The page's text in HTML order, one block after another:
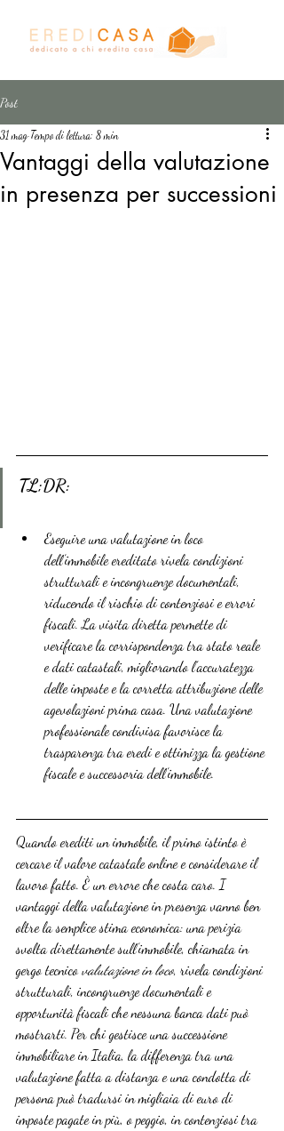
Post
Vantaggi della valutazione
in presenza per successioni
31 mag Tempo di lettura: 8 min
TL;DR:
Eseguire una valutazione in loco
dell’immobile ereditato rivela condizioni
strutturali e incongruenze documentali,
riducendo il rischio di contenziosi e errori
fiscali. La visita diretta permette di
verificare la corrispondenza tra stato reale
e dati catastali, migliorando l’accuratezza
delle imposte e la corretta attribuzione delle
agevolazioni prima casa. Una valutazione
professionale condivisa favorisce la
trasparenza tra eredi e ottimizza la gestione
fiscale e successoria dell’immobile.
Quando erediti un immobile, il primo istinto è
cercare il valore catastale online e considerare il
lavoro fatto. È un errore che costa caro. I
vantaggi della valutazione in presenza vanno ben
oltre la semplice stima economica: una perizia
svolta direttamente sull’immobile, chiamata in
gergo tecnico valutazione in loco, rivela condizioni
strutturali, incongruenze documentali e
opportunità fiscali che nessuna banca dati può
mostrarti. Per chi gestisce una successione
immobiliare in Italia, la differenza tra una
valutazione fatta a distanza e una condotta di
persona può tradursi in migliaia di euro di
imposte pagate in più, o peggio, in contenziosi tra